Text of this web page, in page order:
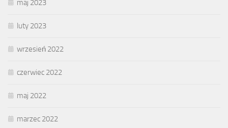
maj 2023
luty 2023
wrzesień 2022
czerwiec 2022
maj 2022
marzec 2022